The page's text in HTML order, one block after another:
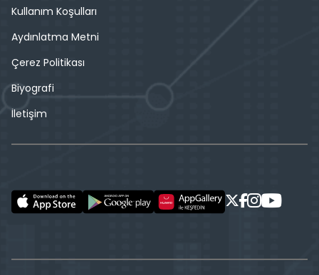
Kullanım Koşulları
Aydınlatma Metni
Çerez Politikası
Biyografi
İletişim